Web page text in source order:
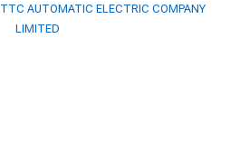
TTC AUTOMATIC ELECTRIC COMPANY
LIMITED